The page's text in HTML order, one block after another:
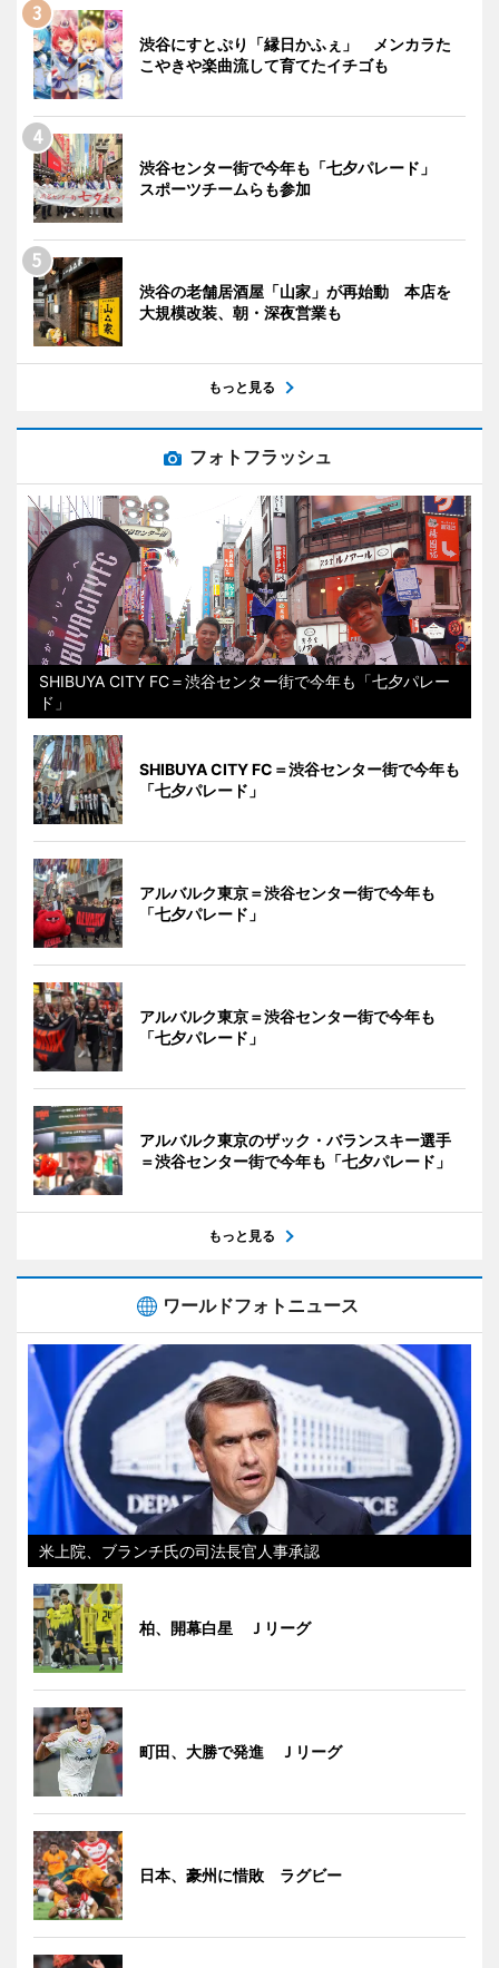
渋谷にすとぷり「縁日かふぇ」 メンカラた
こやきや楽曲流して育てたイチゴも
渋谷センター街で今年も「七夕パレード」
スポーツチームらも参加
渋谷の老舗居酒屋「山家」が再始動 本店を
大規模改装、朝・深夜営業も
もっと見る
フォトフラッシュ
SHIBUYA CITY FC＝渋谷センター街で今年も「七夕パレー
ド」
SHIBUYA CITY FC＝渋谷センター街で今年も
「七夕パレード」
アルバルク東京＝渋谷センター街で今年も
「七夕パレード」
アルバルク東京＝渋谷センター街で今年も
「七夕パレード」
アルバルク東京のザック・バランスキー選手
＝渋谷センター街で今年も「七夕パレード」
もっと見る
ワールドフォトニュース
米上院、ブランチ氏の司法長官人事承認
柏、開幕白星 Ｊリーグ
町田、大勝で発進 Ｊリーグ
日本、豪州に惜敗 ラグビー